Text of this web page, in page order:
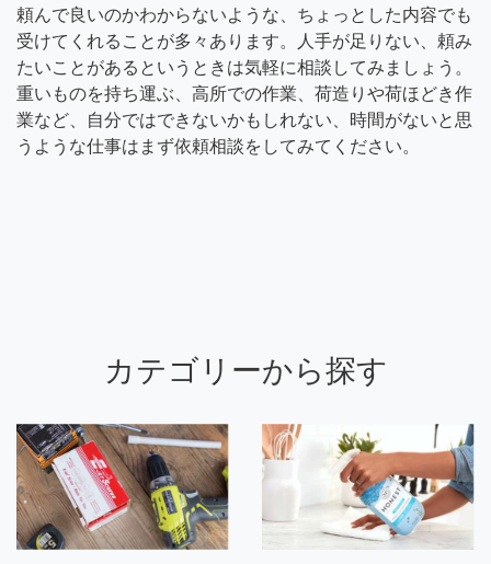
頼んで良いのかわからないような、ちょっとした内容でも
受けてくれることが多々あります。人手が足りない、頼み
たいことがあるというときは気軽に相談してみましょう。
重いものを持ち運ぶ、高所での作業、荷造りや荷ほどき作
業など、自分ではできないかもしれない、時間がないと思
うような仕事はまず依頼相談をしてみてください。
カテゴリーから探す